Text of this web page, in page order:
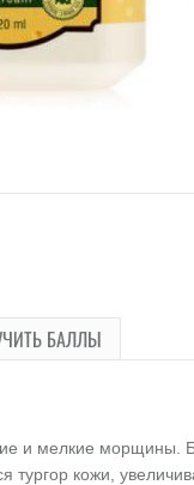
БАЛЛЫ
и мелкие
кожи,